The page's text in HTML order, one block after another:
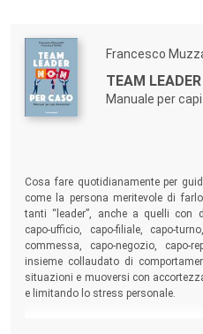
Francesco
TEAM
Manuale per
Cosa fare quotidianamente per
come la persona meritevole di
tanti “leader”, anche a quelli con
capo-ufficio, capo-filiale, capo-
commessa, capo-negozio,
insieme collaudato di
situazioni e muoversi con
e limitando lo stress personale.